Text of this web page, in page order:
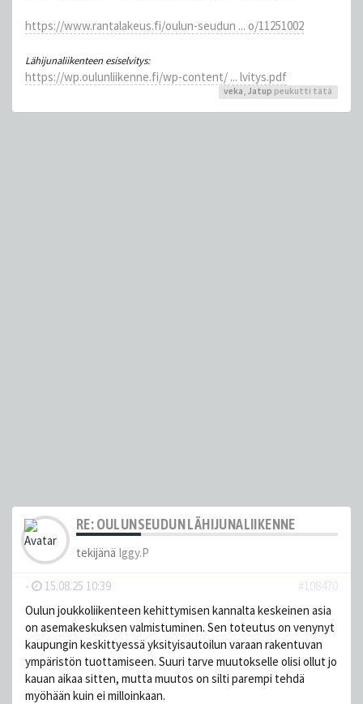
https://www.rantalakeus.fi/oulun-seudun ... o/11251002
Lähijunaliikenteen esiselvitys:
https://wp.oulunliikenne.fi/wp-content/ ... lvitys.pdf
veka, Jatup peukutti tätä
RE: OULUNSEUDUN LÄHIJUNALIIKENNE
tekijänä Iggy.P
- 15.08.25 10:39
#108470
Oulun joukkoliikenteen kehittymisen kannalta keskeinen asia
on asemakeskuksen valmistuminen. Sen toteutus on venynyt
kaupungin keskittyessä yksityisautoilun varaan rakentuvan
ympäristön tuottamiseen. Suuri tarve muutokselle olisi ollut jo
kauan aikaa sitten, mutta muutos on silti parempi tehdä
myöhään kuin ei milloinkaan.